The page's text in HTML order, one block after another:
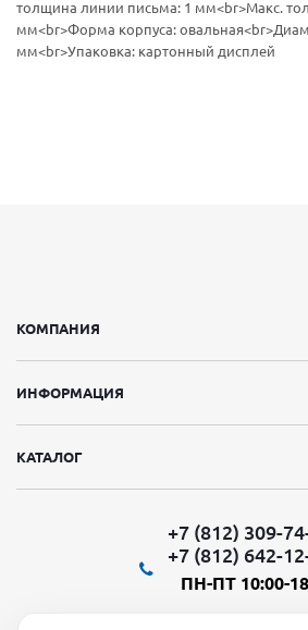
толщина линии письма: 1 мм<br>Макс.
мм<br>Форма корпуса:
мм<br>Упаковка: картонный дисплей
КОМПАНИЯ
ИНФОРМАЦИЯ
КАТАЛОГ
+7 (812) 309-
+7 (812) 642-
ПН-ПТ 10:00-